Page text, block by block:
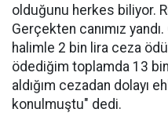
olduğunu herkes biliyor.
Gerçekten canımız
halimle 2 bin lira ceza
ödediğim toplamda 13
aldığım cezadan dolayı
konulmuştu" dedi.